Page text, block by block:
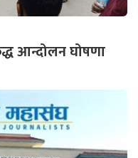
आन्दोलन घोषणा